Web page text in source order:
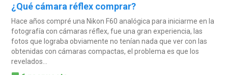
¿Qué cámara réflex comprar?
Hace años compré una Nikon F60 analógica para iniciarme en la
fotografía con cámaras réflex, fue una gran experiencia, las
fotos que lograba obviamente no tenían nada que ver con las
obtenidas con cámaras compactas, el problema es que los
revelados...